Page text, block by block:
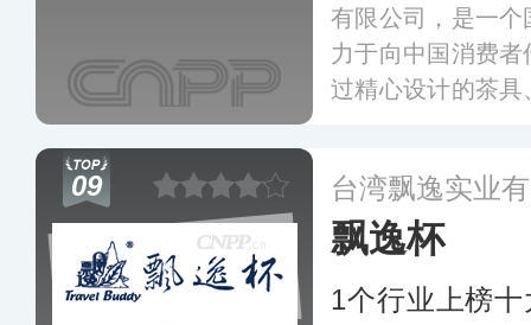
有限公司，是一
力于向中国消费
过精心设计的茶
宋徽宗赵佶的《
了起来。更多
09 台湾飘逸实业
飘逸杯
1个行业上榜